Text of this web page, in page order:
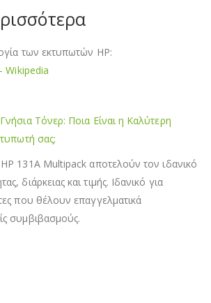
των εκτυπωτών HP:
Wikipedia
Τόνερ: Ποια Είναι η Καλύτερη
σας;
131A Multipack αποτελούν τον ιδανικό
διάρκειας και τιμής. Ιδανικό για
που θέλουν επαγγελματικά
συμβιβασμούς.